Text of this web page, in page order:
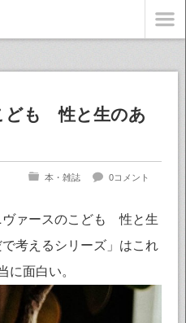
ども 性と生のあ
本・雑誌 0コメント
ヴァースのこども 性と生
考えるシリーズ」はこれ
に面白い。